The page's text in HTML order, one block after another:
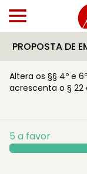
PROPOSTA DE
Altera os §§ 4º e
acrescenta o §
emendas
Lei do
incluídas na Lei
5 a favor